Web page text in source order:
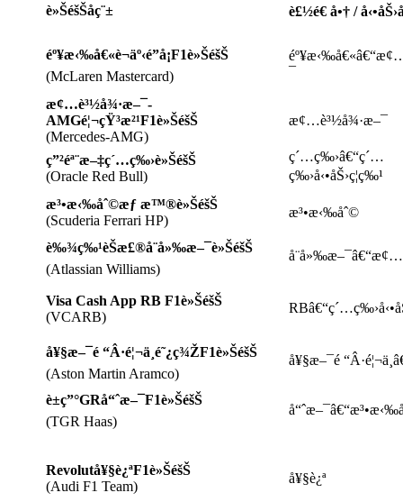
è»ŠéšŠåç¨± è£½é€ å•† /
éº¥æ‹‰å€«è¬äº‹é”å¡F1è»ŠéšŠ
(McLaren Mastercard)
¯
æ¢…è³½å¾·æ–¯-
AMGé¦¬çŸ³æ²¹F1è»ŠéšŠ
(Mercedes-AMG)
æ¢…è³½å¾·æ–¯
ç”²éª¨æ–‡ç´…ç‰›è»ŠéšŠ
(Oracle Red Bull)
ç´…ç‰›â€“ç´…
ç‰›å‹•åŠ›ç¦ç‰¹
æ³•æ‹‰åˆ©æƒ æ™®è»ŠéšŠ
(Scuderia Ferrari HP)
æ³•æ‹‰åˆ©
è‰¾ç‰¹èŠæ£®å¨å»‰æ–¯è»ŠéšŠ
(Atlassian Williams)
Visa Cash App RB F1è»ŠéšŠ
(VCARB)
å¥§æ–¯é “Â·é¦¬ä¸é˜¿ç¾ŽF1è»ŠéšŠ
(Aston Martin Aramco)
å¥§æ–¯é
è±ç”°GRå“ˆæ–¯F1è»ŠéšŠ
(TGR Haas)
Revolutå¥§è¿ªF1è»ŠéšŠ
(Audi F1 Team)
å¥§è¿ª